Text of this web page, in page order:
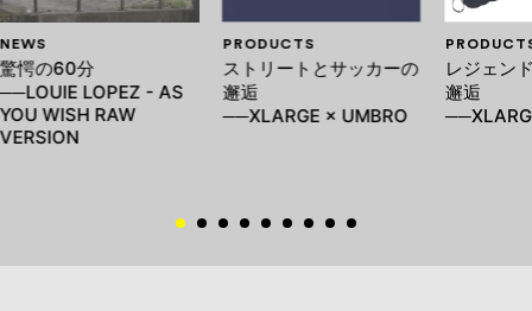
NEWS
驚愕の60分
──LOUIE LOPEZ - AS
YOU WISH RAW
VERSION
PRODUCTS
ストリートとサッカーの
邂逅
──XLARGE × UMBRO
レジェン
邂逅